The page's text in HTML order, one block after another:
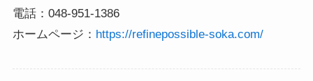
電話：048-951-1386
ホームページ： https://refinepossible-soka.com/